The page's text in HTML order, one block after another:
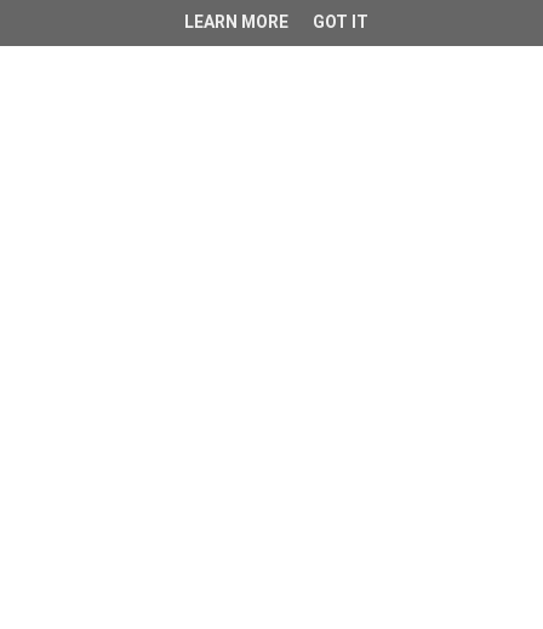
LEARN MORE GOT IT